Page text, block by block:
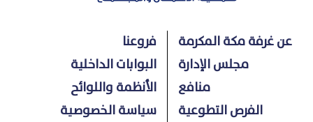
عن غرفة مكة المكرمة
مجلس الإدارة
منافع
الفرص التطوعية
فروعنا
البوابات الداخلية
الأنظمة واللوائح
سياسة الخصوصية